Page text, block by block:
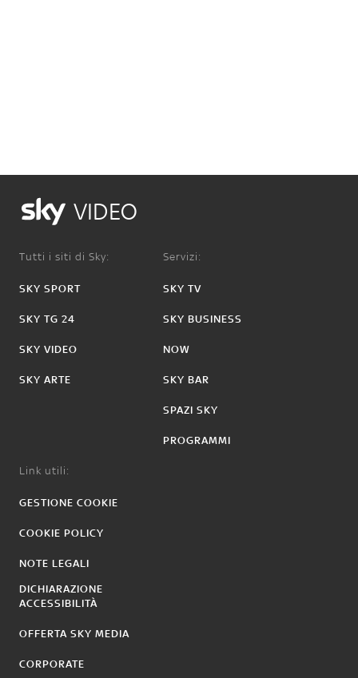
VIDEO
Tutti i siti di Sky:
SKY SPORT
SKY TG 24
SKY VIDEO
SKY ARTE
Servizi:
SKY TV
SKY BUSINESS
NOW
SKY BAR
SPAZI SKY
PROGRAMMI
Link utili:
GESTIONE COOKIE
COOKIE POLICY
NOTE LEGALI
DICHIARAZIONE
ACCESSIBILITÀ
OFFERTA SKY MEDIA
CORPORATE